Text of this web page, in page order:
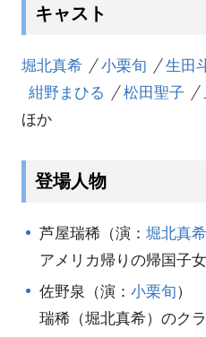
キャスト
堀北真希 小栗旬 生田
紺野まひる
松田聖子
ほか
登場人物
芦屋瑞稀（演： 堀北真希
アメリカ帰りの帰国子女
佐野泉（演： 小栗旬）
瑞稀（堀北真希）のクラ